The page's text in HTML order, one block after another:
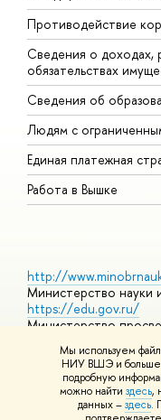
Мы используем
НИУ ВШЭ и
подробную
можно найти здесь,
данных –здесь.
Противодействие
Сведения о доходах,
обязательствах
Сведения об
Людям с
Единая платежная
Работа в Вышке
http://
Министерство науки
https://edu.gov.ru/
Министерство
https://
Массовые открытые
© НИУ ВШЭ 1993–2026